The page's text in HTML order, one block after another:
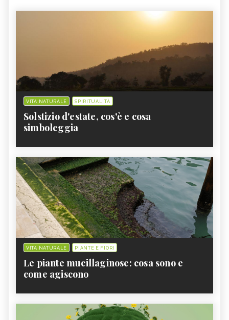
VITA NATURALE SPIRITUALITÀ
Solstizio d'estate, cos'è e cosa
simboleggia
VITA NATURALE PIANTE E FIORI
Le piante mucillaginose: cosa sono e
come agiscono